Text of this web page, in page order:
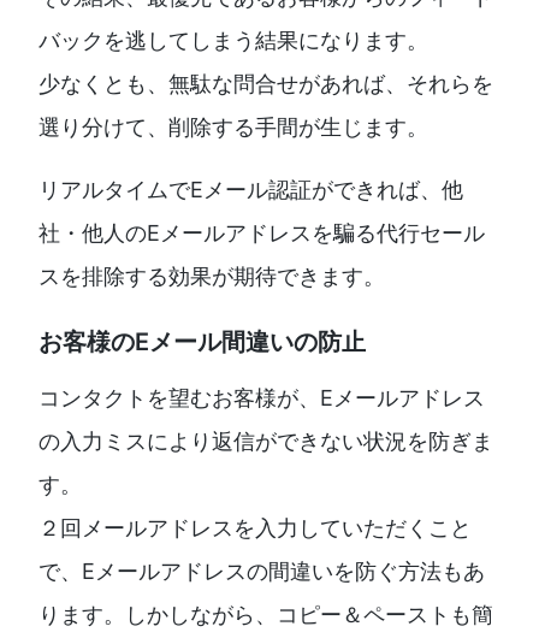
バックを逃してしまう結果になります。
少なくとも、無駄な問合せがあれば、それらを
選り分けて、削除する手間が生じます。
リアルタイムでEメール認証ができれば、他
社・他人のEメールアドレスを騙る代行セール
スを排除する効果が期待できます。
お客様のEメール間違いの防止
コンタクトを望むお客様が、Eメールアドレス
の入力ミスにより返信ができない状況を防ぎま
す。
２回メールアドレスを入力していただくこと
で、Eメールアドレスの間違いを防ぐ方法もあ
ります。しかしながら、コピー＆ペーストも簡